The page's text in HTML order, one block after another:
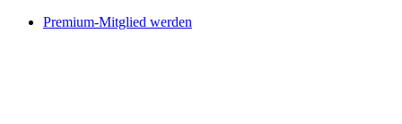
Premium-Mitglied werden